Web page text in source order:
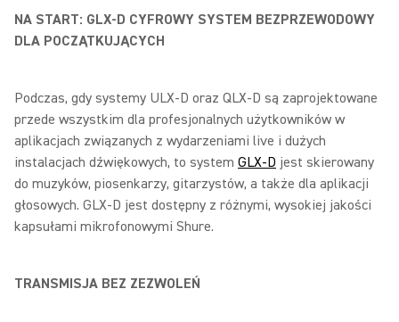
NA START: GLX-D CYFROWY SYSTEM BEZPRZEWODOWY
DLA POCZĄTKUJĄCYCH
Podczas, gdy systemy ULX-D oraz QLX-D są zaprojektowane
przede wszystkim dla profesjonalnych użytkowników w
aplikacjach związanych z wydarzeniami live i dużych
instalacjach dźwiękowych, to system GLX-D jest skierowany
do muzyków, piosenkarzy, gitarzystów, a także dla aplikacji
głosowych. GLX-D jest dostępny z różnymi, wysokiej jakości
kapsułami mikrofonowymi Shure.
TRANSMISJA BEZ ZEZWOLEŃ